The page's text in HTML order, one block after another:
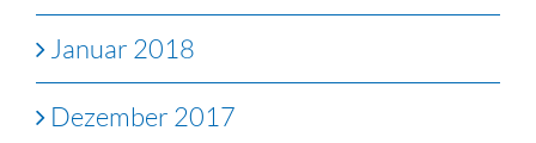
Januar 2018
Dezember 2017